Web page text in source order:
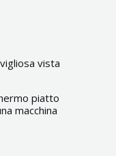
vista
piatto
macchina